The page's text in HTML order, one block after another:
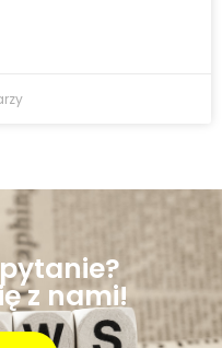
z nami!